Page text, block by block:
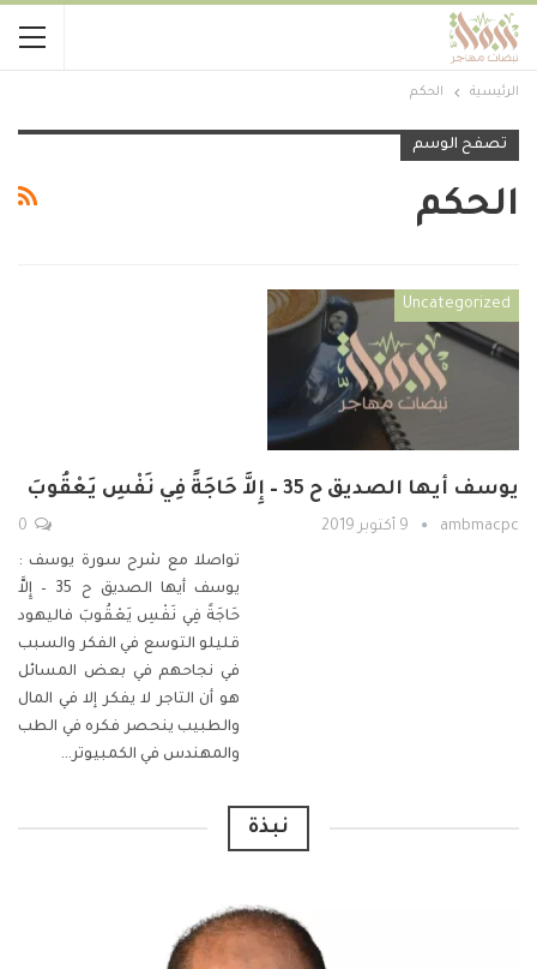
الرئيسية الحكم
تصفح الوسم
الحكم
Uncategorized
يوسف أيها الصديق ح 35 – إِلاَّ حَاجَةً فِي نَفْسِ يَعْقُوبَ
ambmacpc 9 أكتوبر 2019
تواصلا مع شرح سورة يوسف :
يوسف أيها الصديق ح 35 – إِلاَّ
حَاجَةً فِي نَفْسِ يَعْقُوبَ فاليهود
قليلو التوسع في الفكر والسبب
في نجاحهم في بعض المسائل
هو أن التاجر لا يفكر إلا في المال
والطبيب ينحصر فكره في الطب
والمهندس في الكمبيوتر…
نبذة